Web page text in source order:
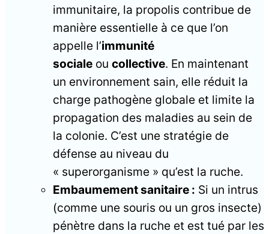
immunitaire, la propolis contribue de
manière essentielle à ce que l’on
appelle l’immunité
sociale ou collective. En maintenant
un environnement sain, elle réduit la
charge pathogène globale et limite la
propagation des maladies au sein de
la colonie. C’est une stratégie de
défense au niveau du
« superorganisme » qu’est la ruche.
Embaumement sanitaire : Si un intrus
(comme une souris ou un gros insecte)
pénètre dans la ruche et est tué par les